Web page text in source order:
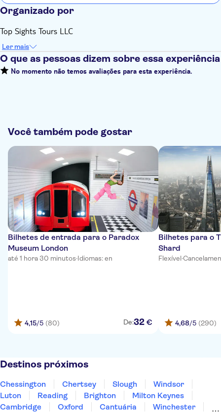
Organizado por
Top Sights Tours LLC
Ler mais
O que as pessoas dizem sobre essa experiência
No momento não temos avaliações para esta experiência.
Você também pode gostar
Bilhetes de entrada para o Paradox
Museum London
até 1 hora 30 minutos·Idiomas: en
4,15/5 (80) De:32 €
Bilhetes para o
Shard
Flexível·
4,68/5 (290)
Destinos próximos
Chessington Chertsey Slough
Windsor
Luton
Reading Brighton
Milton Keynes
Cambridge
Oxford Cantuária
Winchester